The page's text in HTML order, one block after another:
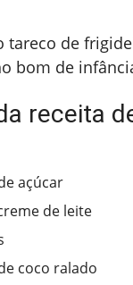
tareco de
bom de
receita
açúcar
de leite
coco ralado